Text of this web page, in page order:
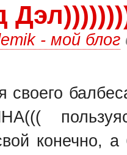
- мой блог
своего
конечно,